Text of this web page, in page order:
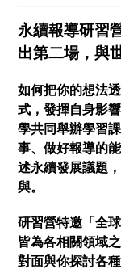
永續報導研習
出第二場，與
如何把你的想法
式，發揮自身影
學共同舉辦學習
事、做好報導的
述永續發展議題
與。
研習營特邀「全
皆為各相關領域
對面與你探討各